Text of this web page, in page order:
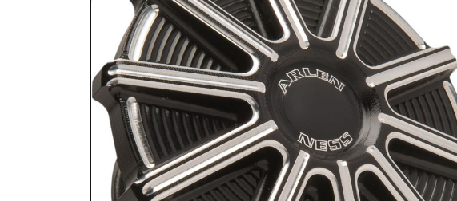
REPOSE PIEDS & COMMANDES AUX PIEDS
CHAMBRES À AIR & ACCESSOIRES